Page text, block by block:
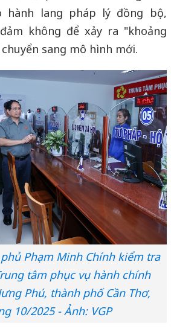
hành lang pháp lý đồng bộ,
không để xảy ra "khoảng
sang mô hình mới.
Phạm Minh Chính kiểm tra
tâm phục vụ hành chính
Phú, thành phố Cần Thơ,
10/2025 - Ảnh: VGP